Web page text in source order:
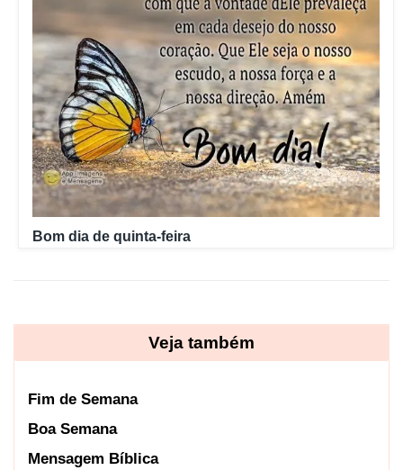
Bom dia de quinta-feira
Veja também
Fim de Semana
Boa Semana
Mensagem Bíblica